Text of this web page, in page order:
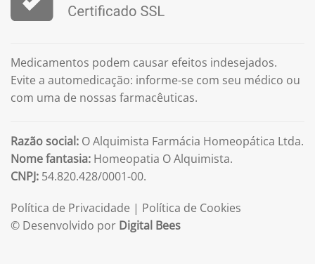
Medicamentos podem causar efeitos indesejados.
Evite a automedicação: informe-se com seu médico ou
com uma de nossas farmacêuticas.
Razão social: O Alquimista Farmácia Homeopática Ltda.
Nome fantasia: Homeopatia O Alquimista.
CNPJ: 54.820.428/0001-00.
Política de Privacidade | Política de Cookies
© Desenvolvido por Digital Bees